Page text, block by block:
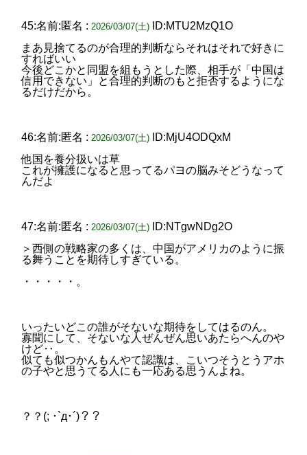
45:名前:匿名 : 2026/03/07(土)
ID:MTU2MzQ1O
まあ見捨てるのが合理的判断ならそれはそれで好きに
すればいい
今後どこかと同盟を組もうとした際、相手が「中国は
信用できない」と合理的判断のもと拒否するようにな
るだけだから。
46:名前:匿名 : 2026/03/07(土)
ID:MjU4ODQxM
他国を養分扱いは草
これが擁護になると思ってるパヨの脳みそどうなって
んだよ
47:名前:匿名 : 2026/03/07(土)
ID:NTgwNDg2O
＞西側の戦略家の多くは、中国がアメリカのように振
る舞うことを期待しすぎている。
・・・・・。
いったいどこの誰がそないな期待をしてはるのん。
寡聞にして、そないな人ぜんぜん思いあたらへんのや
けど‥。
似ても似つかんもんやて認識は、こいつそうとうアホ
の子やと思うてる人にも一応ある思うんよね。
？？(; ･`д･´)？？